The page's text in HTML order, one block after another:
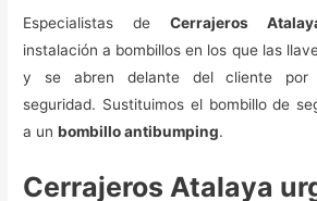
Especialistas deCerrajeros
instalación a bombillos en los que las
y se abren delante del cliente por
seguridad. Sustituimos el bombillo de
a unbombillo antibumping.
Cerrajeros Atalaya